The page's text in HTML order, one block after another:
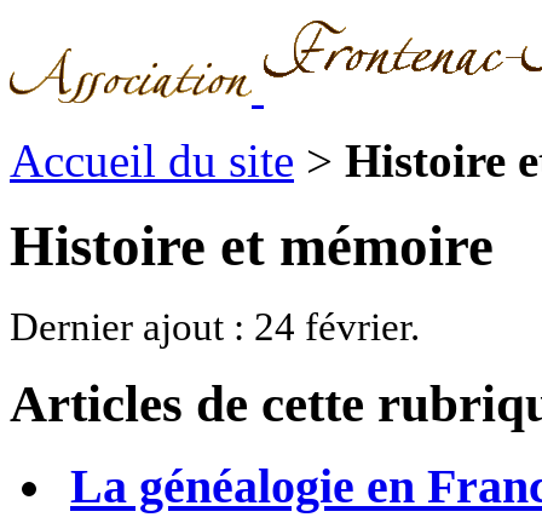
Accueil du site > Histoire
Histoire et mémoire
Dernier ajout : 24 février.
Articles de cette
La généalogie en